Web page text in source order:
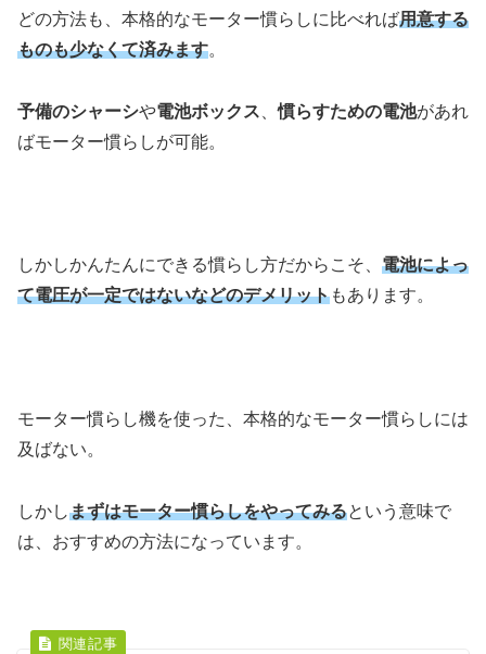
どの方法も、本格的なモーター慣らしに比べれば用意する
ものも少なくて済みます。
予備のシャーシや電池ボックス 、慣らすための電池があれ
ばモーター慣らしが可能。
しかしかんたんにできる慣らし方だからこそ、 電池によっ
て電圧が一定ではないなどのデメリットもあります。
モーター慣らし機を使った、本格的なモーター慣らしには
及ばない。
しかしまずはモーター慣らしをやってみるという意味で
は、おすすめの方法になっています。